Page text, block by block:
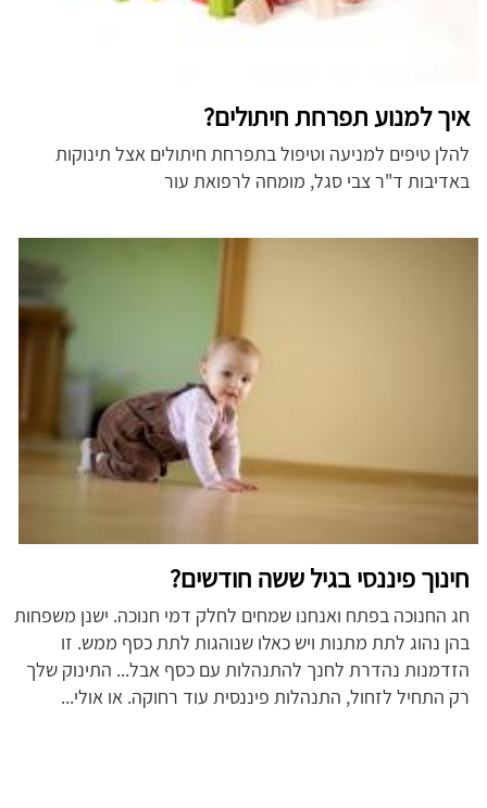
איך למנוע תפרחת חיתולים?
להלן טיפים למניעה וטיפול בתפרחת חיתולים אצל תינוקות
באדיבות ד"ר צבי סגל, מומחה לרפואת עור
חינוך פיננסי בגיל ששה חודשים?
חג החנוכה בפתח ואנחנו שמחים לחלק דמי חנוכה. ישנן משפחות
בהן נהוג לתת מתנות ויש כאלו שנוהגות לתת כסף ממש. זו
הזדמנות נהדרת לחנך להתנהלות עם כסף אבל... התינוק שלך
רק התחיל לזחול, התנהלות פיננסית עוד רחוקה. או אולי...